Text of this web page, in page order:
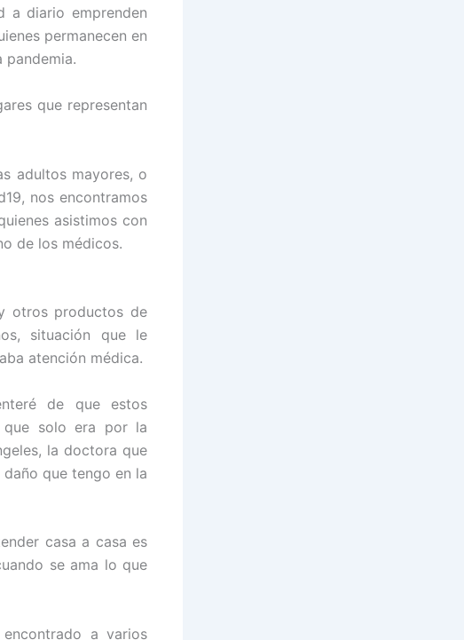
a diario emprenden
permanecen en
pandemia.
que representan
adultos mayores, o
nos encontramos
asistimos con
de los médicos.
otros productos de
situación que le
atención médica.
de que estos
que solo era por la
la doctora que
que tengo en la
casa a casa es
se ama lo que
a varios